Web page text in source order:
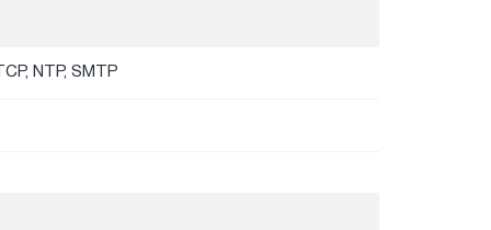
NTP, SMTP